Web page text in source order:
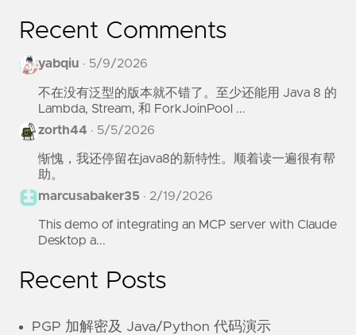
Recent Comments
yabqiu · 5/9/2026
不在没有泛型的版本就不错了。至少还能用 Java 8 的
Lambda, Stream, 和 ForkJoinPool ...
zorth44 · 5/5/2026
惭愧，我还停留在java8的新特性。顺着读一遍很有帮
助。
marcusabaker35 · 2/19/2026
This demo of integrating an MCP server with Claude
Desktop a...
Recent Posts
PGP 加解密及 Java/Python 代码演示